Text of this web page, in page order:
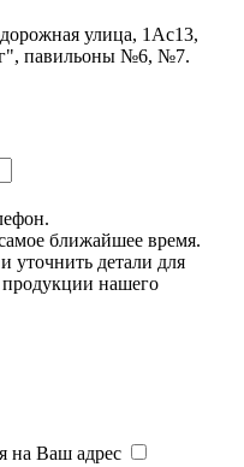
улица, 1Ас13,
павильоны №6, №7.
ближайшее время.
уточнить детали для
продукции нашего
на Ваш адрес